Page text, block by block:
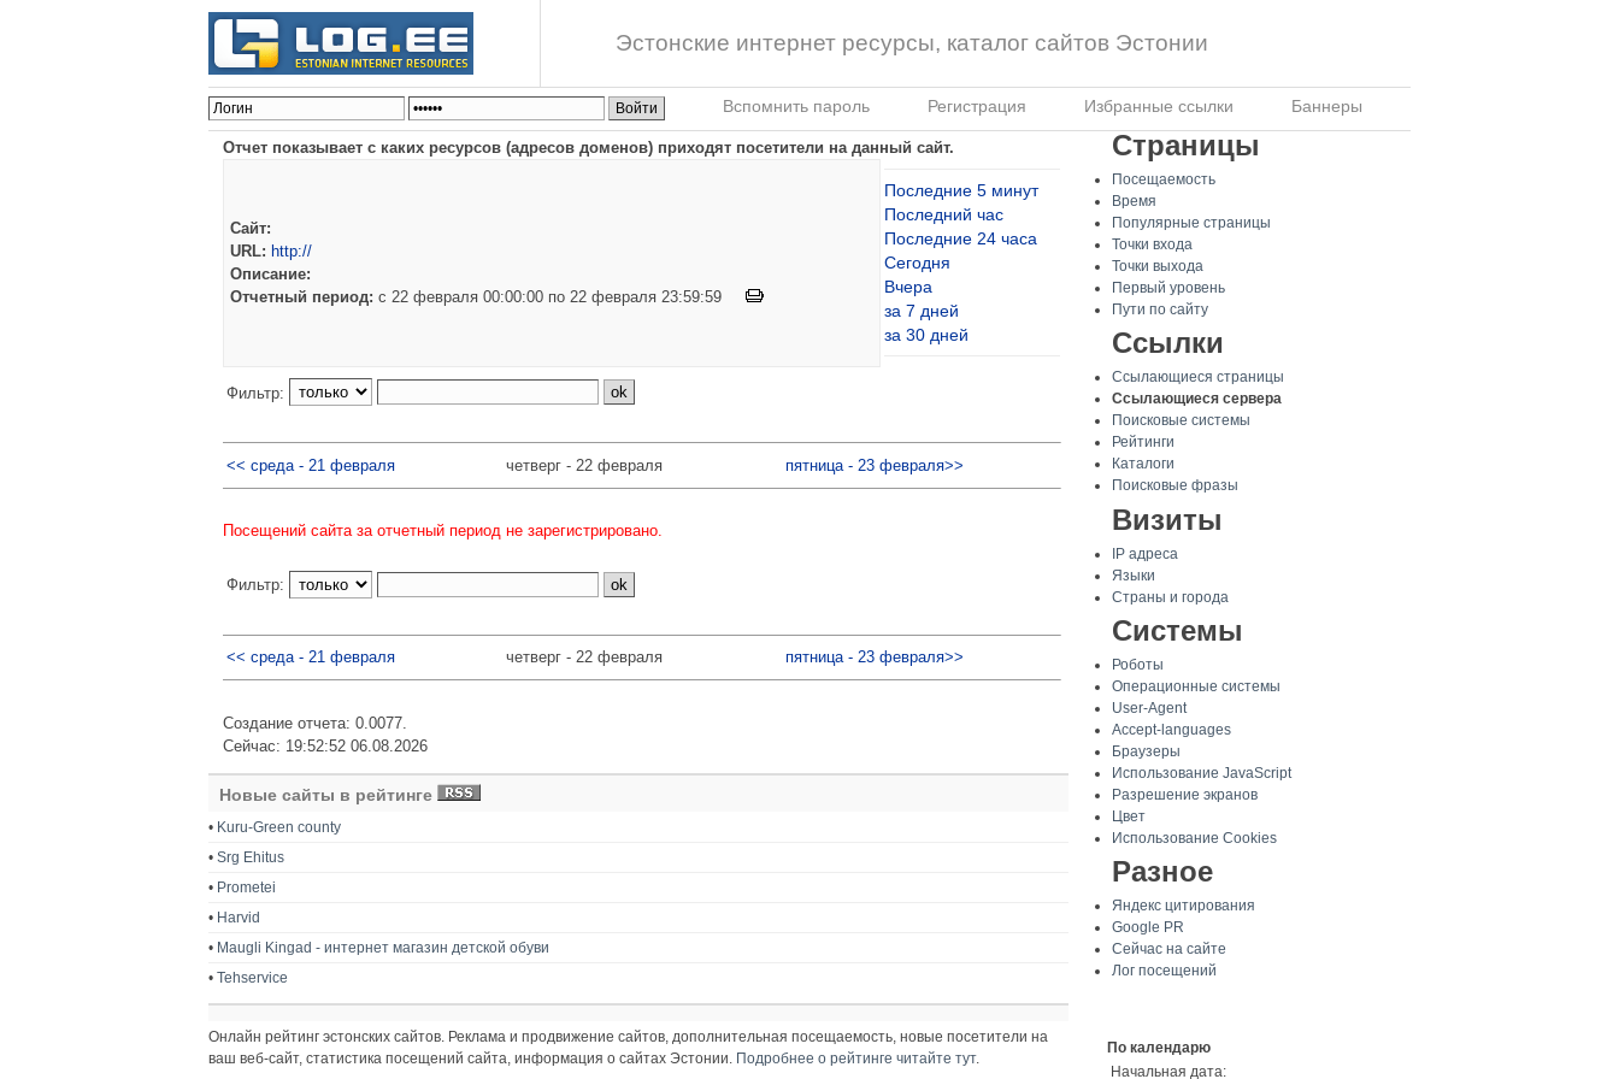
Эстонские интернет ресурсы, каталог сайтов Эстонии
Вспомнить пароль Регистрация Избранные ссылки Баннеры
Отчет показывает с каких ресурсов (адресов доменов) приходят посетители на данный сайт.
Сайт:
URL: http://
Описание:
Отчетный период: c 22 февраля 00:00:00 по 22 февраля 23:59:59
Последние 5 минут
Последний час
Последние 24 часа
Сегодня
Вчера
за 7 дней
за 30 дней
Фильтр:
<< среда - 21 февраля четверг - 22 февраля пятница - 23 февраля>>
Посещений сайта за отчетный период не зарегистрировано.
Фильтр:
<< среда - 21 февраля четверг - 22 февраля пятница - 23 февраля>>
Создание отчета: 0.0077.
Сейчас: 19:52:52 06.08.2026
Новые сайты в рейтинге
• Kuru-Green county
• Srg Ehitus
• Prometei
• Harvid
• Maugli Kingad - интернет магазин детской обуви
• Tehservice
Онлайн рейтинг эстонских сайтов. Реклама и продвижение сайтов, дополнительная посещаемость, новые посетители на
ваш веб-сайт, статистика посещений сайта, информация о сайтах Эстонии. Подробнее о рейтинге читайте тут.
Страницы
Посещаемость
Время
Популярные страницы
Точки входа
Точки выхода
Первый уровень
Пути по сайту
Ссылки
Ссылающиеся страницы
Ссылающиеся сервера
Поисковые системы
Рейтинги
Каталоги
Поисковые фразы
Визиты
IP адреса
Языки
Страны и города
Системы
Роботы
Операционные системы
User-Agent
Accept-languages
Браузеры
Использование JavaScript
Разрешение экранов
Цвет
Использование Cookies
Разное
Яндекс цитирования
Google PR
Сейчас на сайте
Лог посещений
По календарю
Начальная дата: